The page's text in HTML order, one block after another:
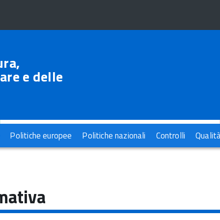
e delle
Politiche europee Politiche nazionali Controlli